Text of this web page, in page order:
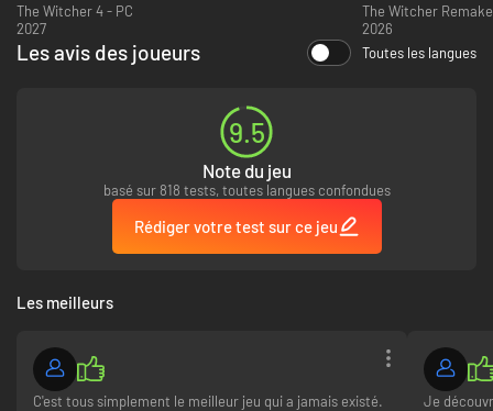
The Witcher 4 - PC
2027
The Witcher
2026
Les avis des joueurs Toutes les langues
9.5
Note du jeu
basé sur 818 tests, toutes langues confondues
Rédiger votre test sur ce jeu
Les meilleurs
C'est tous simplement le meilleur jeu qui a jamais existé.
Je